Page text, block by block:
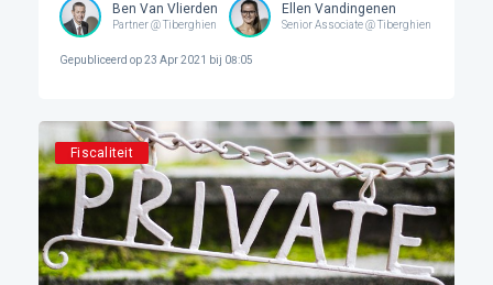
Ben Van Vlierden
Partner @ Tiberghien
Ellen Vandingenen
Senior Associate @ Tiberghien
Gepubliceerd op23 Apr 2021 bij 08:05
Fiscaliteit